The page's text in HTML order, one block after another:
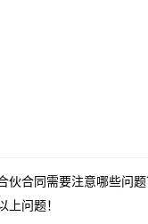
伙合同需要注意哪些问
问题！